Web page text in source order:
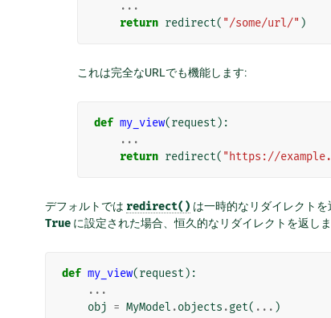
...
return redirect( "/some/url/" )
これは完全なURLでも機能します:
def my_view(request ):
...
return redirect( "https://
デフォルトでは redirect() は一時的なリダイレクト
True に設定された場合、恒久的なリダイレクトを返し
def my_view(request ):
...
obj = MyModel .objects .get( ... )